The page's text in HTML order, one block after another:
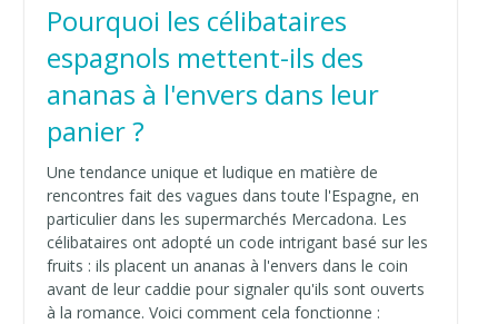
Pourquoi les célibataires
espagnols mettent-ils des
ananas à l'envers dans leur
panier ?
Une tendance unique et ludique en matière de
rencontres fait des vagues dans toute l'Espagne, en
particulier dans les supermarchés Mercadona. Les
célibataires ont adopté un code intrigant basé sur les
fruits : ils placent un ananas à l'envers dans le coin
avant de leur caddie pour signaler qu'ils sont ouverts
à la romance. Voici comment cela fonctionne :